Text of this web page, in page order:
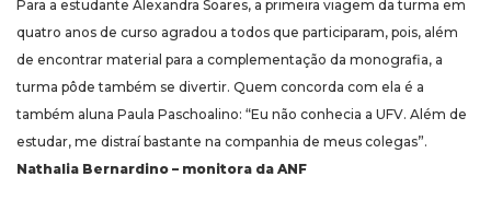
Para a estudante Alexandra Soares, a primeira viagem da turma em
quatro anos de curso agradou a todos que participaram, pois, além
de encontrar material para a complementação da monografia, a
turma pôde também se divertir. Quem concorda com ela é a
também aluna Paula Paschoalino: “Eu não conhecia a UFV. Além de
estudar, me distraí bastante na companhia de meus colegas”.
Nathalia Bernardino – monitora da ANF